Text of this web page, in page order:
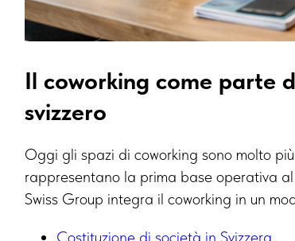
Il coworking come parte
svizzero
Oggi gli spazi di coworking sono molto
rappresentano la prima base operativa al
Swiss Group integra il coworking in un
Costituzione di società in Svizzera